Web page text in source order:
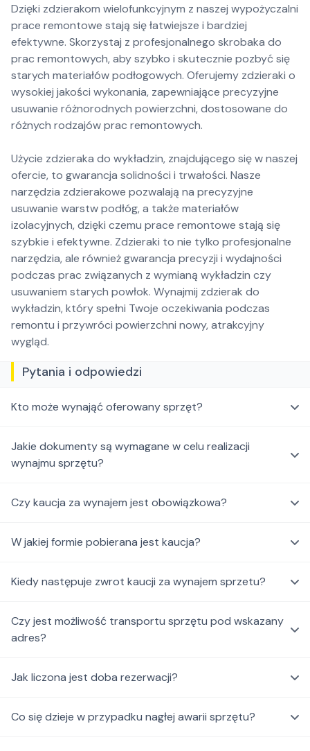
Dzięki zdzierakom wielofunkcyjnym z naszej wypożyczalni
prace remontowe stają się łatwiejsze i bardziej
efektywne. Skorzystaj z profesjonalnego skrobaka do
prac remontowych, aby szybko i skutecznie pozbyć się
starych materiałów podłogowych. Oferujemy zdzieraki o
wysokiej jakości wykonania, zapewniające precyzyjne
usuwanie różnorodnych powierzchni, dostosowane do
różnych rodzajów prac remontowych.
Użycie zdzieraka do wykładzin, znajdującego się w naszej
ofercie, to gwarancja solidności i trwałości. Nasze
narzędzia zdzierakowe pozwalają na precyzyjne
usuwanie warstw podłóg, a także materiałów
izolacyjnych, dzięki czemu prace remontowe stają się
szybkie i efektywne. Zdzieraki to nie tylko profesjonalne
narzędzia, ale również gwarancja precyzji i wydajności
podczas prac związanych z wymianą wykładzin czy
usuwaniem starych powłok. Wynajmij zdzierak do
wykładzin, który spełni Twoje oczekiwania podczas
remontu i przywróci powierzchni nowy, atrakcyjny
wygląd.
Pytania i odpowiedzi
Kto może wynająć oferowany sprzęt?
Jakie dokumenty są wymagane w celu realizacji
wynajmu sprzętu?
Czy kaucja za wynajem jest obowiązkowa?
W jakiej formie pobierana jest kaucja?
Kiedy następuje zwrot kaucji za wynajem sprzetu?
Czy jest możliwość transportu sprzętu pod wskazany
adres?
Jak liczona jest doba rezerwacji?
Co się dzieje w przypadku nagłej awarii sprzętu?